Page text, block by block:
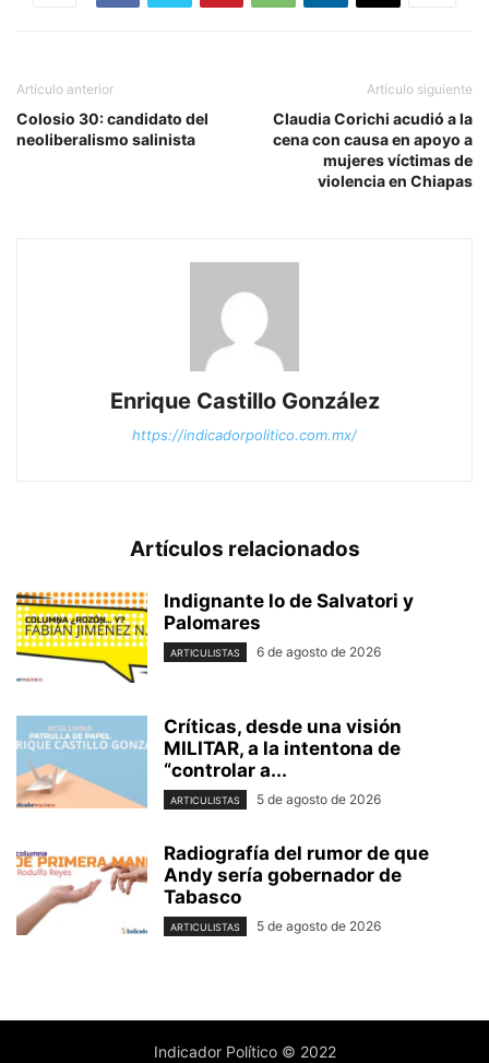
Artículo anterior
Colosio 30: candidato del
neoliberalismo salinista
Artículo siguiente
Claudia Corichi acudió a la
cena con causa en apoyo a
mujeres víctimas de
violencia en Chiapas
Enrique Castillo González
https://indicadorpolitico.com.mx/
Artículos relacionados
Indignante lo de Salvatori y
Palomares
ARTICULISTAS 6 de agosto de 2026
Críticas, desde una visión
MILITAR, a la intentona de
“controlar a...
ARTICULISTAS 5 de agosto de 2026
Radiografía del rumor de que
Andy sería gobernador de
Tabasco
ARTICULISTAS 5 de agosto de 2026
Indicador Político © 2022